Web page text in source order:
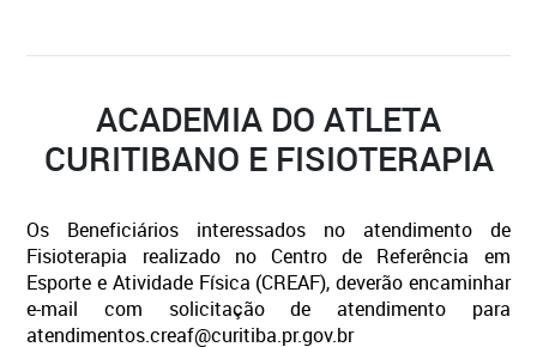
ACADEMIA DO ATLETA
CURITIBANO E FISIOTERAPIA
Os Beneficiários interessados no atendimento de
Fisioterapia realizado no Centro de Referência em
Esporte e Atividade Física (CREAF), deverão encaminhar
e-mail com solicitação de atendimento para
atendimentos.creaf@curitiba.pr.gov.br